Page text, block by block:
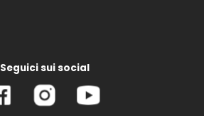
Seguici sui social